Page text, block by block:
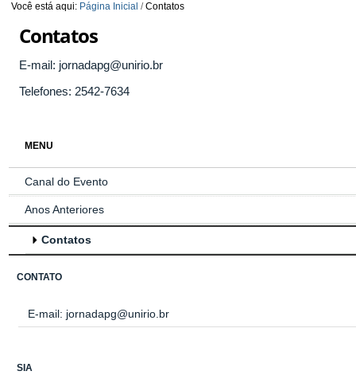
Você está aqui: Página Inicial /Contatos
Contatos
E-mail: jornadapg@unirio.br
Telefones: 2542-7634
MENU
Canal do Evento
Anos Anteriores
Contatos
CONTATO
E-mail: jornadapg@unirio.br
SIA